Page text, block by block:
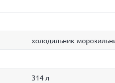
холодильник-
314 л